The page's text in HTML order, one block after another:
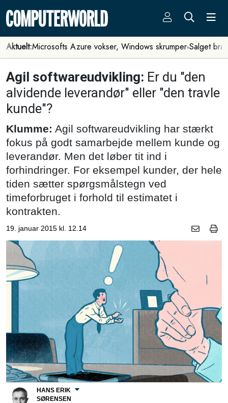
Aktuelt:Microsofts Azure vokser, Windows skrumper Salget
Agil softwareudvikling: Er du "den
alvidende leverandør" eller "den travle
kunde"?
Klumme: Agil softwareudvikling har stærkt
fokus på godt samarbejde mellem kunde og
leverandør. Men det løber tit ind i
forhindringer. For eksempel kunder, der hele
tiden sætter spørgsmålstegn ved
timeforbruget i forhold til estimatet i
kontrakten.
19. januar 2015 kl. 12.14
HANS ERIK
SØRENSEN